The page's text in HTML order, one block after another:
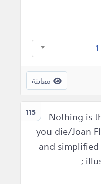
معاينة
115
Nothing is
you die/Joan
and
;